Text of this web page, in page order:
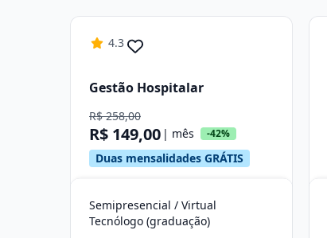
4.3
Gestão Hospitalar
R$ 258,00
R$ 149,00 | mês -42%
Duas mensalidades GRÁTIS
Semipresencial / Virtual
Tecnólogo (graduação)